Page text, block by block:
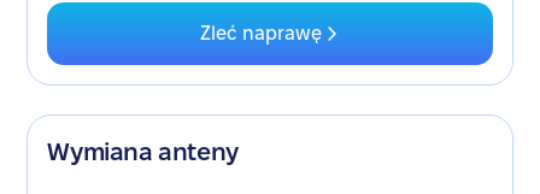
Zleć naprawę
Wymiana anteny